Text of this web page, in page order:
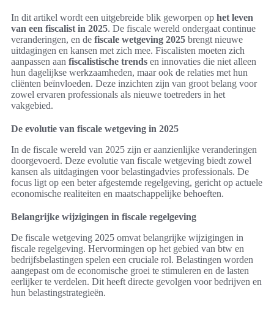
In dit artikel wordt een uitgebreide blik geworpen op het leven
van een fiscalist in 2025. De fiscale wereld ondergaat continue
veranderingen, en de fiscale wetgeving 2025 brengt nieuwe
uitdagingen en kansen met zich mee. Fiscalisten moeten zich
aanpassen aan fiscalistische trends en innovaties die niet alleen
hun dagelijkse werkzaamheden, maar ook de relaties met hun
cliënten beïnvloeden. Deze inzichten zijn van groot belang voor
zowel ervaren professionals als nieuwe toetreders in het
vakgebied.
De evolutie van fiscale wetgeving in 2025
In de fiscale wereld van 2025 zijn er aanzienlijke veranderingen
doorgevoerd. Deze evolutie van fiscale wetgeving biedt zowel
kansen als uitdagingen voor belastingadvies professionals. De
focus ligt op een beter afgestemde regelgeving, gericht op actuele
economische realiteiten en maatschappelijke behoeften.
Belangrijke wijzigingen in fiscale regelgeving
De fiscale wetgeving 2025 omvat belangrijke wijzigingen in
fiscale regelgeving. Hervormingen op het gebied van btw en
bedrijfsbelastingen spelen een cruciale rol. Belastingen worden
aangepast om de economische groei te stimuleren en de lasten
eerlijker te verdelen. Dit heeft directe gevolgen voor bedrijven en
hun belastingstrategieën.